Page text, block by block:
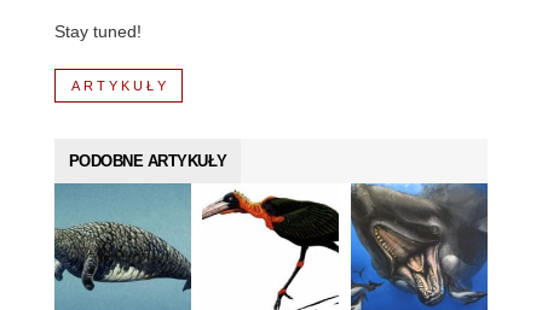
Stay tuned!
ARTYKUŁY
PODOBNE ARTYKUŁY